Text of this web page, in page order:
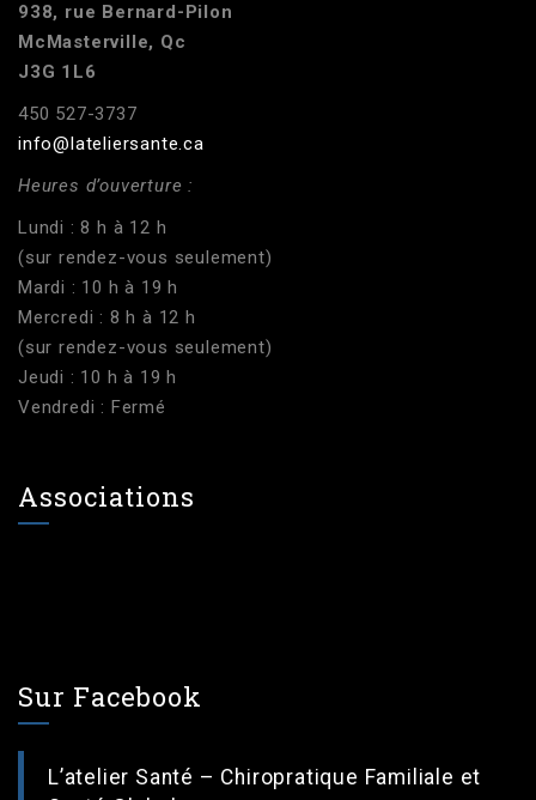
938, rue Bernard-Pilon
McMasterville, Qc
J3G 1L6
450 527-3737
info@lateliersante.ca
Heures d’ouverture :
Lundi : 8 h à 12 h
(sur rendez-vous seulement)
Mardi : 10 h à 19 h
Mercredi : 8 h à 12 h
(sur rendez-vous seulement)
Jeudi : 10 h à 19 h
Vendredi : Fermé
Associations
Sur Facebook
L’atelier Santé – Chiropratique Familiale et